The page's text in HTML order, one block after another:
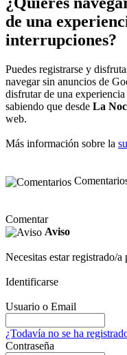
de una
interrupciones?
Puedes registrarse y
navegar sin anuncios de
disfrutar de una
sabiendo que desde La
web.
Más información sobre la
Comentar
Aviso
Necesitas estar registrado/
Identificarse
Usuario o Email
¿Todavía no se ha
Contraseña